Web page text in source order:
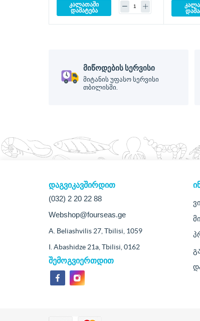
კალათაში
დამატება
მიწოდების სერვისი
მიტანის უფასო სერვისი
თბილისში.
დაგვიკავშირდით
(032) 2 20 22 88
Webshop@fourseas.ge
A. Beliashvilis 27, Tbilisi, 1059
I. Abashidze 21a, Tbilisi, 0162
შემოგვიერთდით